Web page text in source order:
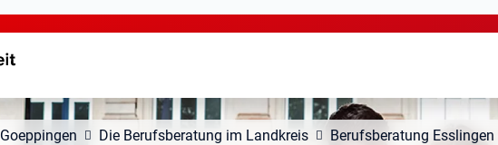
Die Berufsberatung im Landkreis Berufsberatung Esslingen